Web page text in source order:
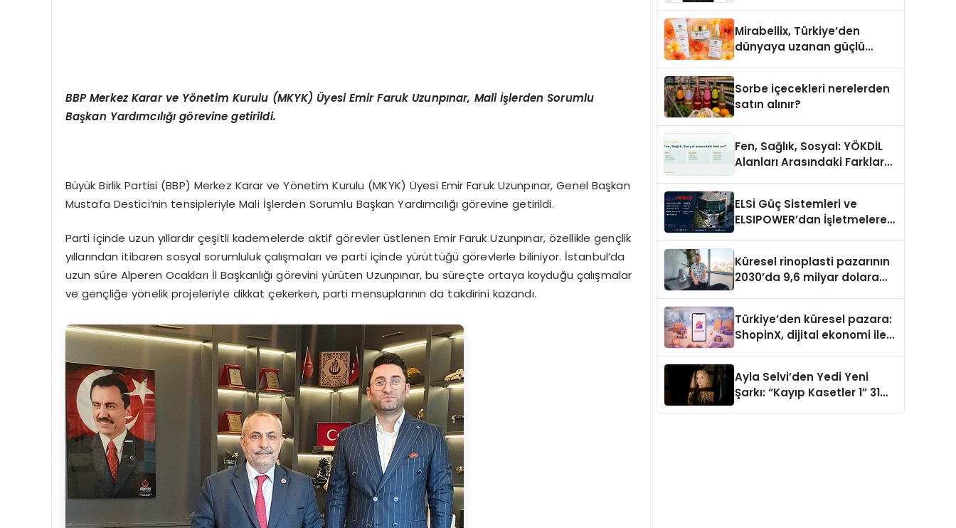
BBPMerkez Karar ve Yönetim Kurulu (MKYK)Üyesi Emir Faruk Uzunpınar, Maliİşlerden Sorumlu
Başkan Yardımcılığı görevine getirildi.
Büyük Birlik Partisi (BBP) Merkez Karar ve Yönetim Kurulu (MKYK) Üyesi Emir Faruk Uzunpınar, Genel Başkan
Mustafa Destici’nin tensipleriyle Mali İşlerden Sorumlu Başkan Yardımcılığı görevine getirildi.
Parti içinde uzun yıllardır çeşitli kademelerde aktif görevler üstlenen Emir Faruk Uzunpınar, özellikle gençlik
yıllarından itibaren sosyal sorumluluk çalışmaları ve parti içinde yürüttüğü görevlerle biliniyor. İstanbul’da
uzun süre Alperen Ocakları İl Başkanlığı görevini yürüten Uzunpınar, bu süreçte ortaya koyduğu çalışmalar
ve gençliğe yönelik projeleriyle dikkat çekerken, parti mensuplarının da takdirini kazandı.
Mirabellix, Türkiye’den
dünyaya uzanan güçlü
Sorbe içecekleri nerelerden
satın alınır?
Fen, Sağlık, Sosyal: YÖKDİL
Alanları Arasındaki Farklar
ELSİ Güç Sistemleri ve
ELSIPOWER’dan İşletmelere
Küresel rinoplasti pazarının
2030’da 9,6 milyar dolara
Türkiye’den küresel pazara:
ShopinX, dijital ekonomi ile
Ayla Selvi’den Yedi Yeni
Şarkı: “Kayıp Kasetler 1” 31